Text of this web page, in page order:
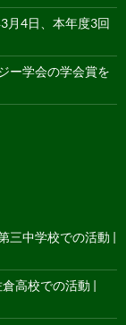
月4日、本年度3回
ー学会の学会賞を
三中学校での活動 |
高校での活動 |